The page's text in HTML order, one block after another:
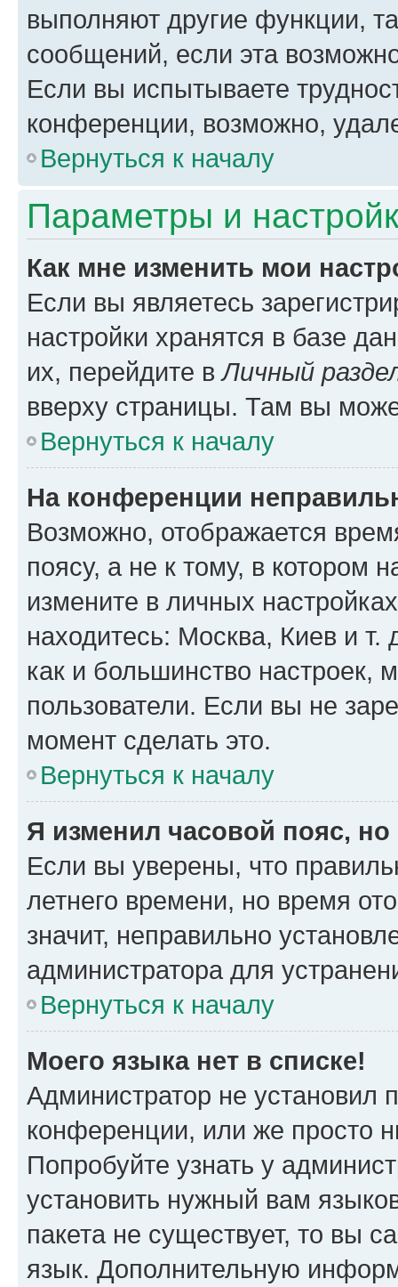
выполняют другие функции,
сообщений, если эта
Если вы испытываете
конференции, возможно,
Вернуться к началу
Параметры и
Как мне изменить мои
Если вы являетесь
настройки хранятся в базе
их, перейдите вЛичный
вверху страницы. Там вы
Вернуться к началу
На конференции
Возможно, отображается
поясу, а не к тому, в котором
измените в личных
находитесь: Москва, Киев и т.
как и большинство настроек,
пользователи. Если вы не
момент сделать это.
Вернуться к началу
Я изменил часовой пояс,
Если вы уверены, что
летнего времени, но время
значит, неправильно
администратора для
Вернуться к началу
Моего языка нет в списке!
Администратор не установил
конференции, или же просто
Попробуйте узнать у
установить нужный вам
пакета не существует, то вы
язык. Дополнительную